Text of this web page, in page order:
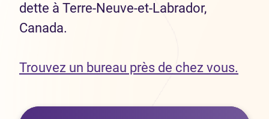
dette à Terre-Neuve-et-Labrador,
Canada.
Trouvez un bureau près de chez vous.